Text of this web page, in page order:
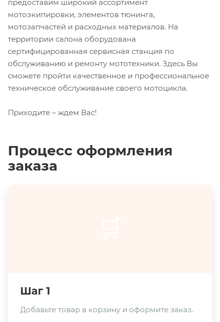
предоставим широкий ассортимент
мотоэкипировки, элементов тюнинга,
мотозапчастей и расходных материалов. На
территории салона оборудована
сертифицированная сервисная станция по
обслуживанию и ремонту мототехники. Здесь Вы
сможете пройти качественное и профессиональное
техническое обслуживание своего мотоцикла.
Приходите – ждем Вас!
Процесс оформления
заказа
Шаг 1
Добавьте товар в корзину и оформите заказ.